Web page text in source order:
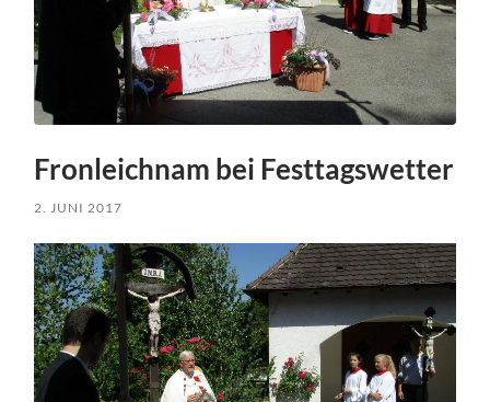
Fronleichnam bei Festtagswetter
2. JUNI 2017